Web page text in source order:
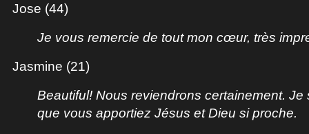
Jose (44)
Je vous remercie de tout mon cœur, très
Jasmine (21)
Beautiful! Nous reviendrons certainement. Je
que vous apportiez Jésus et Dieu si proche.